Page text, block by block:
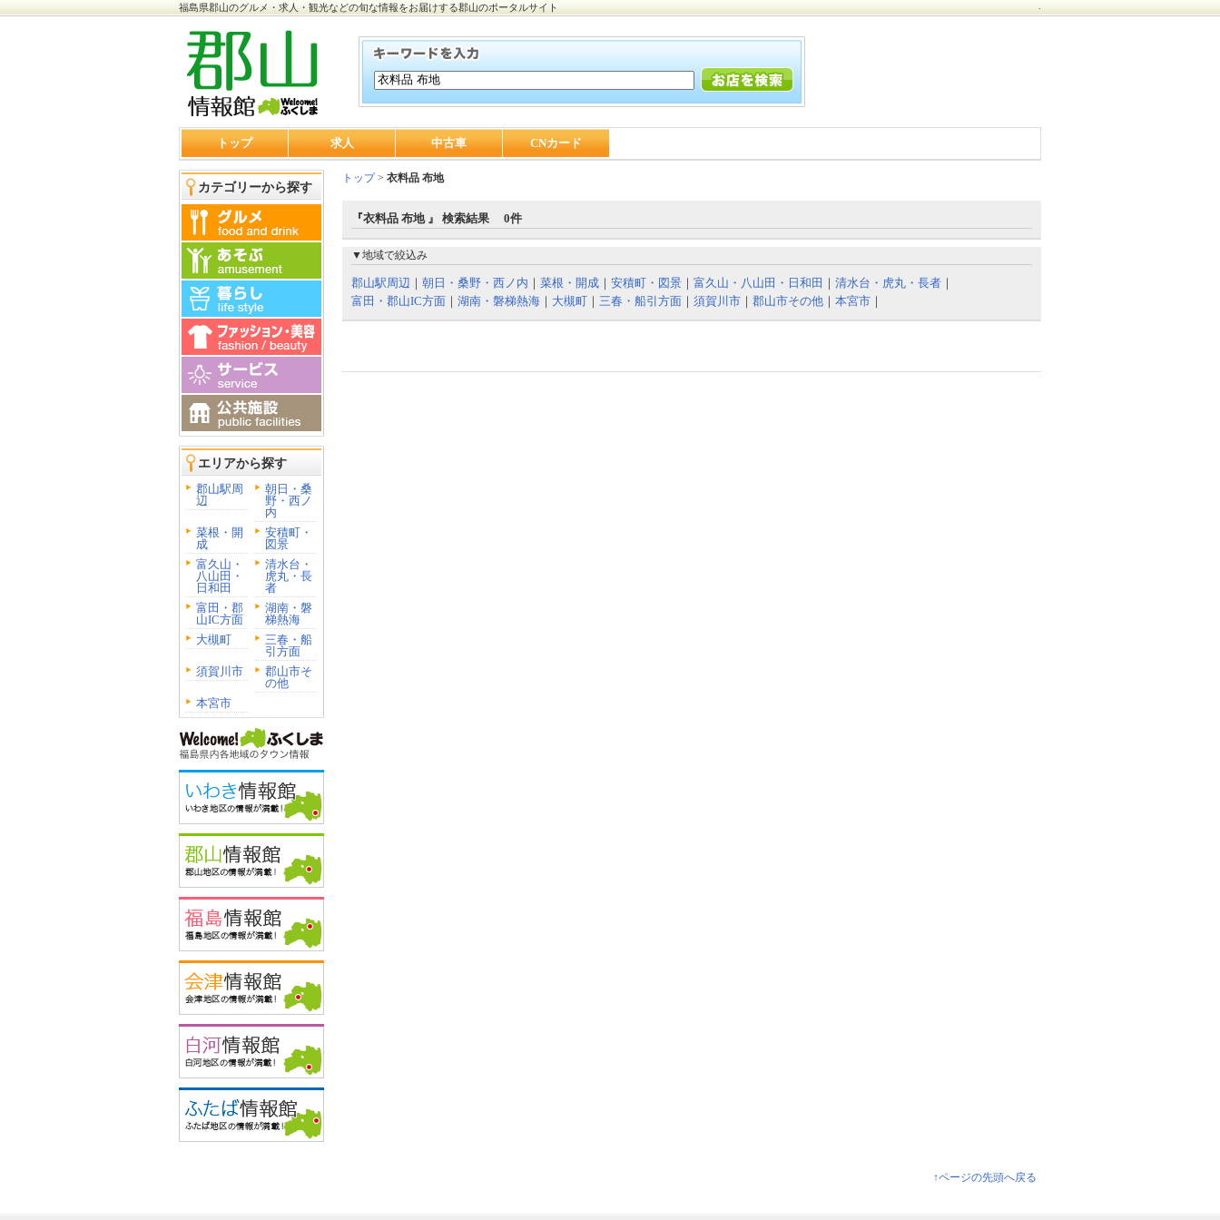
福島県郡山のグルメ・求人・観光などの旬な情報をお届けする郡山のポータルサイト
トップ 求人 中古車 CNカード
カテゴリーから探す
エリアから探す
郡山駅周
辺
朝日・桑
野・西ノ
内
菜根・開
成
安積町・
図景
富久山・
八山田・
日和田
清水台・
虎丸・長
者
富田・郡
山IC方面
湖南・磐
梯熱海
大槻町
三春・船
引方面
須賀川市
郡山市そ
の他
本宮市
トップ> 衣料品 布地
『衣料品 布地 』 検索結果 0件
▼地域で絞込み
郡山駅周辺 ｜ 朝日・桑野・西ノ内 ｜ 菜根・開成 ｜ 安積町・図景 ｜ 富久山・八山田・日和田 ｜ 清水台・虎丸・長者 ｜
富田・郡山IC方面 ｜ 湖南・磐梯熱海 ｜ 大槻町 ｜ 三春・船引方面 ｜ 須賀川市 ｜ 郡山市その他 ｜ 本宮市 ｜
↑ページの先頭へ戻る